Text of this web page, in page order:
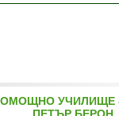
УЧИЛИЩЕ